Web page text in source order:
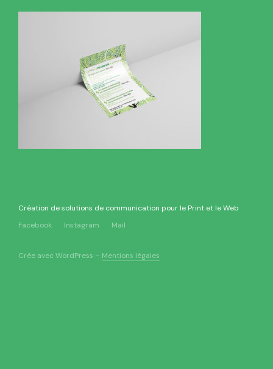
Création de solutions de communication pour le Print et le Web
Facebook
Instagram Mail
Crée avec WordPress – Mentions légales